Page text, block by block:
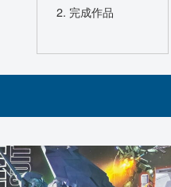
完成作品